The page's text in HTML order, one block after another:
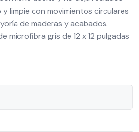
limpie con movimientos circulares
de maderas y acabados.
microfibra gris de 12 x 12 pulgadas